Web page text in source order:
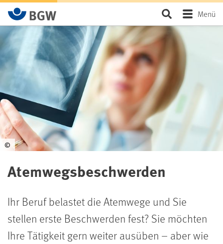
Zum Hauptinhalt springen SeiteMenü
©
Atemwegsbeschwerden
Ihr Beruf belastet die Atemwege und Sie
stellen erste Beschwerden fest? Sie möchten
Ihre Tätigkeit gern weiter ausüben – aber wie